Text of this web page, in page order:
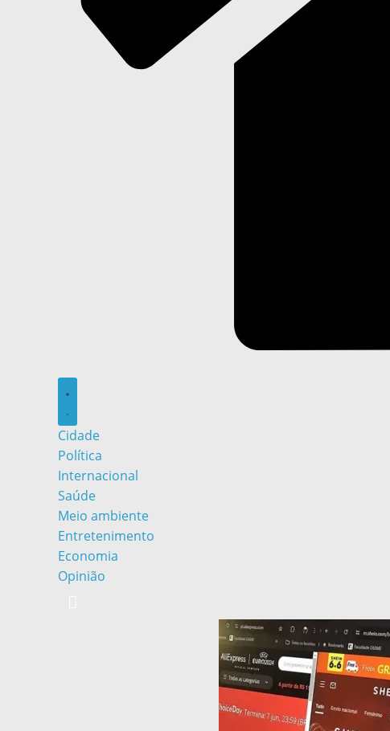
Cidade
Política
Internacional
Saúde
Meio ambiente
Entretenimento
Economia
Opinião